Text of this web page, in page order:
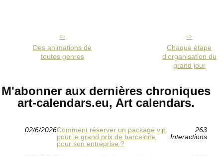
Des animations de
toutes genres
Chaque étape
d'organisation du
grand jour
M'abonner aux dernières chroniques
art-calendars.eu, Art calendars.
02/6/2026Comment réserver un package vip
pour le grand prix de barcelone
pour son entreprise ?
263
Interactions